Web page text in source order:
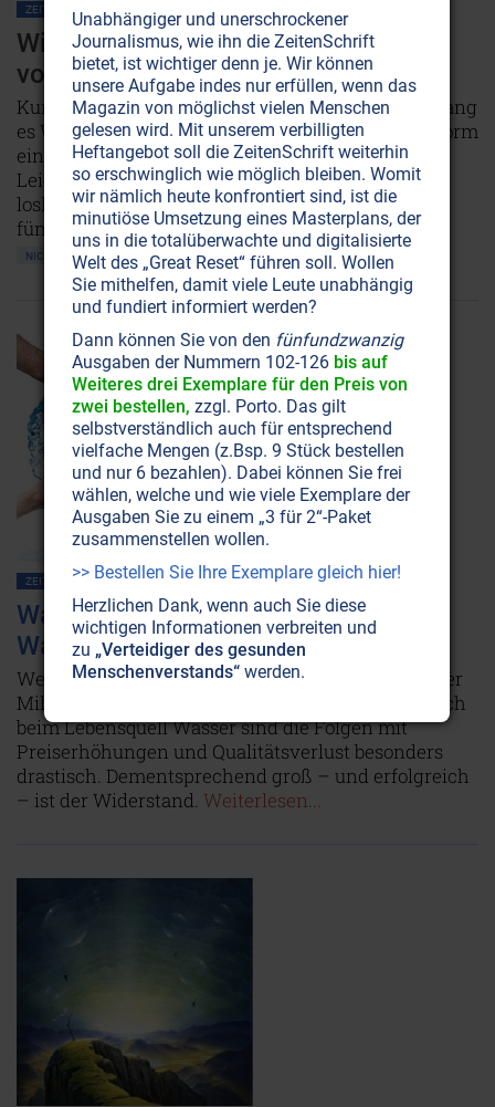
ZEITENSCHRIFT NR. 78, S.62
Wilson A. Bentley: Der Schneemann
von Vermont
Kurz vor seinem 20. Geburtstag im Jahre 1885 gelang
es Wilson A. Bentley zum ersten Mal, die Kristallform
einer Schneeflocke zu fotografieren. Diese kalte
Leidenschaft sollte ihn lebenslang nicht mehr
loslassen. Bis zu seinem Tode waren es über
fünftausend, jede einzigartig - und einmalig!
NICHT ONLINE VERFÜGBAR AUSGABE BESTELLEN
ZEITENSCHRIFT NR. 75, S.3 GLOBALISIERUNG WIRTSCHAFT WASSER
Wasserprivatisierung: Der Krieg ums
Wasser
Weltweit sollen Privatisierungen öffentlicher Güter
Milliarden in die Kassen der Konzerne spülen. Doch
beim Lebensquell Wasser sind die Folgen mit
Preiserhöhungen und Qualitätsverlust besonders
drastisch. Dementsprechend groß – und erfolgreich
– ist der Widerstand. Weiterlesen...
Unabhängiger und unerschrockener
Journalismus, wie ihn die ZeitenSchrift
bietet, ist wichtiger denn je. Wir können
unsere Aufgabe indes nur erfüllen, wenn das
Magazin von möglichst vielen Menschen
gelesen wird. Mit unserem verbilligten
Heftangebot soll die ZeitenSchrift weiterhin
so erschwinglich wie möglich bleiben. Womit
wir nämlich heute konfrontiert sind, ist die
minutiöse Umsetzung eines Masterplans, der
uns in die totalüberwachte und digitalisierte
Welt des „Great Reset“ führen soll. Wollen
Sie mithelfen, damit viele Leute unabhängig
und fundiert informiert werden?
Dann können Sie von den fünfundzwanzig
Ausgaben der Nummern 102-126 bis auf
Weiteres drei Exemplare für den Preis von
zwei bestellen, zzgl. Porto. Das gilt
selbstverständlich auch für entsprechend
vielfache Mengen (z.Bsp. 9 Stück bestellen
und nur 6 bezahlen). Dabei können Sie frei
wählen, welche und wie viele Exemplare der
Ausgaben Sie zu einem „3 für 2“-Paket
zusammenstellen wollen.
>> Bestellen Sie Ihre Exemplare gleich hier!
Herzlichen Dank, wenn auch Sie diese
wichtigen Informationen verbreiten und
zu „Verteidiger des gesunden
Menschenverstands“ werden.